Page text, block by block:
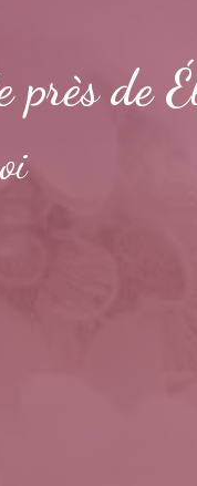
près de